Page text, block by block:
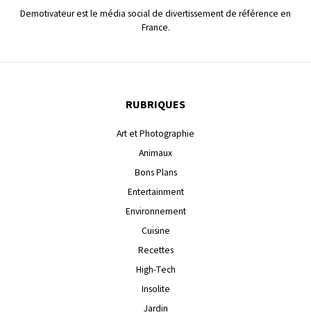
Demotivateur est le média social de divertissement de référence en
France.
RUBRIQUES
Art et Photographie
Animaux
Bons Plans
Entertainment
Environnement
Cuisine
Recettes
High-Tech
Insolite
Jardin